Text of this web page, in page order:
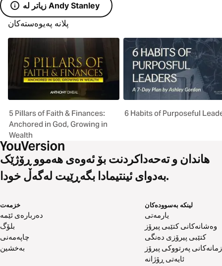
زیاتر لە Andy Stanley
پلانە پەیوەستەکان
5 Pillars of Faith & Finances:
Anchored in God, Growing in
Wealth
6 Habits of Purposeful
هاندان و تەحەداکردنت بۆ ئەوەی هەموو ڕۆژێک
بەدوای ئینتیمادا بگەڕێیت لەگەڵ خودا.
خزمەت
دەربارەی ئێمە
بلۆگ
چاپەمەنی
بەخشین
لینکە بەسوودەکان
یارمەتی
وەشانەکانی کتێبی پیرۆز
کتێبی پیرۆزی دەنگی
زمانەکانی پەرتووکی پیرۆز
ئایەتی ڕۆژانە